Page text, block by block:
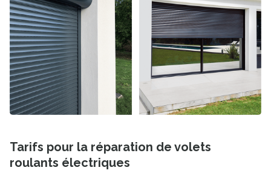
Tarifs pour la réparation de volets
roulants électriques